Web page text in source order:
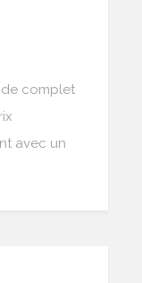
complet
avec un